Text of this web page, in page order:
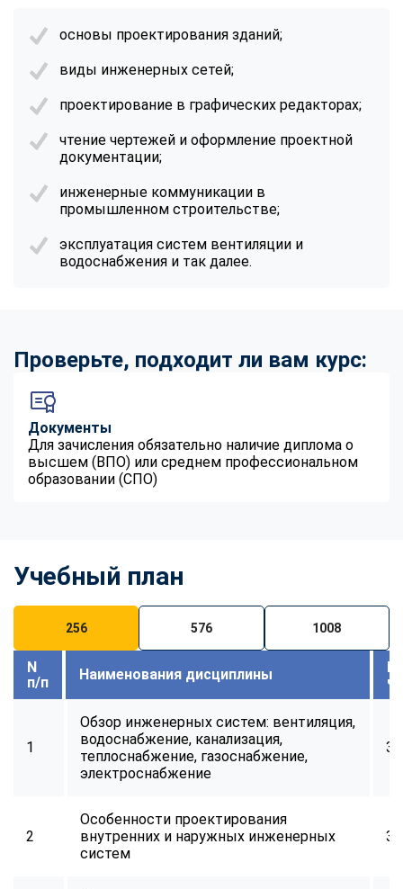
основы проектирования зданий;
виды инженерных сетей;
проектирование в графических редакторах;
чтение чертежей и оформление проектной
документации;
инженерные коммуникации в
промышленном строительстве;
эксплуатация систем вентиляции и
водоснабжения и так далее.
Проверьте, подходит ли вам курс:
Документы
Для зачисления обязательно наличие диплома о
высшем (ВПО) или среднем профессиональном
образовании (СПО)
Учебный план
256 576 1008
N
п/п
Наименования дисциплины
1
Обзор инженерных систем: вентиляция,
водоснабжение, канализация,
теплоснабжение, газоснабжение,
электроснабжение
32
2
Особенности проектирования
внутренних и наружных инженерных
систем
32